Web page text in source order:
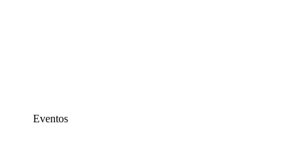
Eventos